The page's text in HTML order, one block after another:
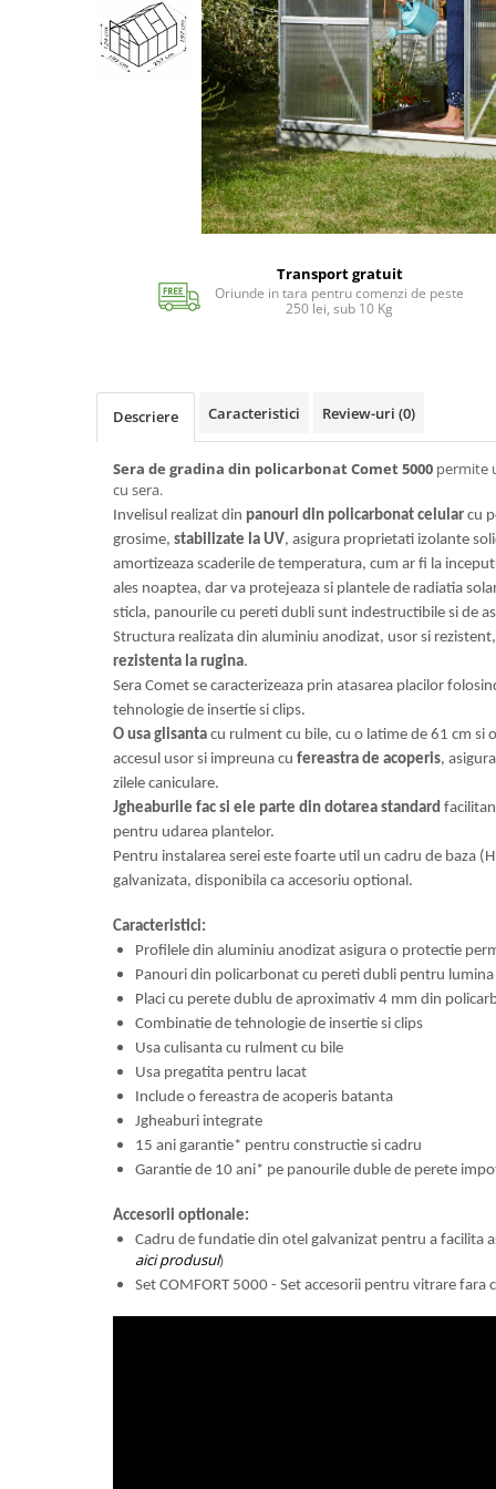
Echipamente si accesorii Piscina
Accesorii Piscina
Roboti si aspiratoare
Minipiscine rigide
Accesorii minipiscine
Gratare carbune
Curatare si intretinere
Plite, grile si tavi
UNELTE GRADINA
Unelte de sapat
Scule de mana mari
Scule de mana mici
Transport gratuit
Oriunde in tara pentru comenzi de peste
250 lei, sub 10 Kg
Descriere Caracteristici Review-uri (0)
Sera de gradina din policarbonat Comet 5000 permite
cu sera.
Invelisul realizat din panouri din policarbonat celular cu
grosime, stabilizate la UV, asigura proprietati izolante
amortizeaza scaderile de temperatura, cum ar fi la
ales noaptea, dar va protejeaza si plantele de radiatia
sticla, panourile cu pereti dubli sunt indestructibile si de
Structura realizata din aluminiu anodizat, usor si
rezistenta la rugina.
Sera Comet se caracterizeaza prin atasarea placilor
tehnologie de insertie si clips.
O usa glisanta cu rulment cu bile, cu o latime de 61 cm si
accesul usor si impreuna cu fereastra de acoperis,
zilele caniculare.
Jgheaburile fac si ele parte din dotarea standard
pentru udarea plantelor.
Pentru instalarea serei este foarte util un cadru de baza
galvanizata, disponibila ca accesoriu optional.
Caracteristici:
Profilele din aluminiu anodizat asigura o protectie
Panouri din policarbonat cu pereti dubli pentru
Placi cu perete dublu de aproximativ 4 mm din
Combinatie de tehnologie de insertie si clips
Usa culisanta cu rulment cu bile
Usa pregatita pentru lacat
Include o fereastra de acoperis batanta
Jgheaburi integrate
15 ani garantie* pentru constructie si cadru
Garantie de 10 ani* pe panourile duble de perete
Accesorii optionale:
Cadru de fundatie din otel galvanizat pentru a facilita
aici produsul)
Set COMFORT 5000 - Set accesorii pentru vitrare fara